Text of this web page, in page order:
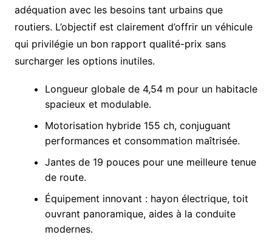
adéquation avec les besoins tant urbains que
routiers. L’objectif est clairement d’offrir un véhicule
qui privilégie un bon rapport qualité-prix sans
surcharger les options inutiles.
Longueur globale de 4,54 m pour un habitacle
spacieux et modulable.
Motorisation hybride 155 ch, conjuguant
performances et consommation maîtrisée.
Jantes de 19 pouces pour une meilleure tenue
de route.
Équipement innovant : hayon électrique, toit
ouvrant panoramique, aides à la conduite
modernes.